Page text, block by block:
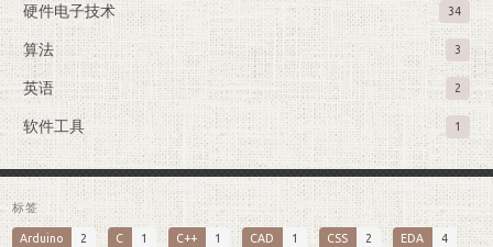
硬件电子技术 34
算法 3
英语 2
软件工具 1
标签
Arduino 2 C 1 C++ 1 CAD 1 CSS 2 EDA 4